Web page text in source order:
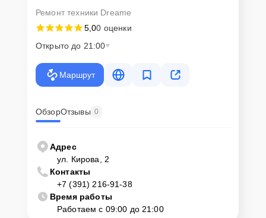
Ремонт техники Dreame
5,00 оценки
Открыто до 21:00
Маршрут
ОбзорОтзывы 0
Адрес
ул. Кирова, 2
Контакты
+7 (391) 216-91-38
Время работы
Работаем с 09:00 до 21:00